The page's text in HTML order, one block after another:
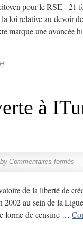
pour le RSE 21
loi relative au devoir
marque une avancée
à
by Commentaires fermés
de la liberté de
2002 au sein de la
forme de censure …